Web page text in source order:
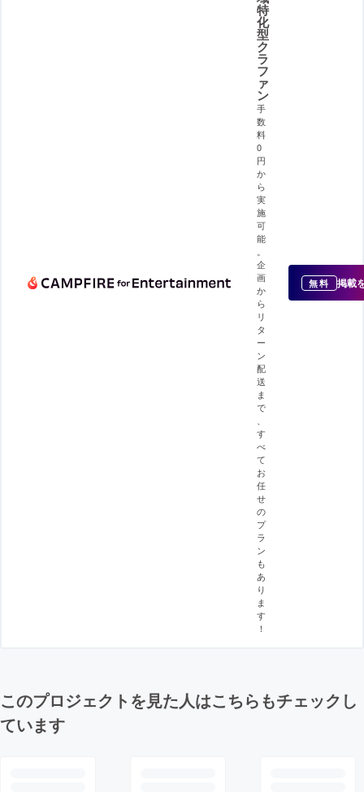
特
化
型
ク
ラ
フ
ァ
ン
手
数
料
0
円
か
ら
実
施
可
能
企
画
か
ら
リ
タ
ー
ン
配
送
ま
で
す
べ
て
お
任
せ
の
プ
ラ
ン
も
あ
り
ま
す
！
無料 掲載
このプロジェクトを見た人はこちらもチェックし
ています